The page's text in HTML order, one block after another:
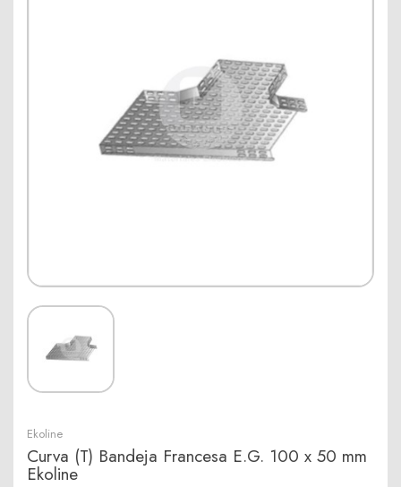
Ekoline
Curva (T) Bandeja Francesa E.G. 100 x 50 mm
Ekoline